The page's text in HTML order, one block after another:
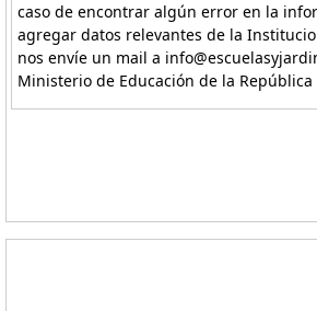
caso de encontrar algún error en la
agregar datos relevantes de la
nos envíe un mail a
Ministerio de Educación de la